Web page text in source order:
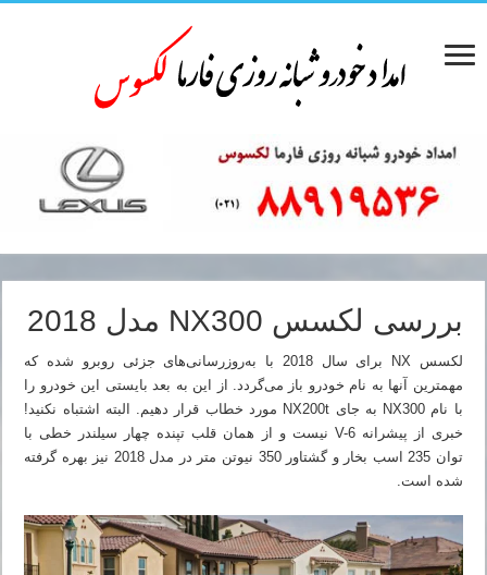
بررسی لکسس NX300 مدل 2018
لکسس NX برای سال 2018 با به‌روزرسانی‌های جزئی روبرو شده که
مهمترین آنها به نام خودرو باز می‌گردد. از این به بعد بایستی این خودرو را
با نام NX300 به جای NX200t مورد خطاب قرار دهیم. البته اشتباه نکنید!
خبری از پیشرانه V-6 نیست و از همان قلب تپنده چهار سیلندر خطی با
توان 235 اسب بخار و گشتاور 350 نیوتن متر در مدل 2018 نیز بهره گرفته
شده است.